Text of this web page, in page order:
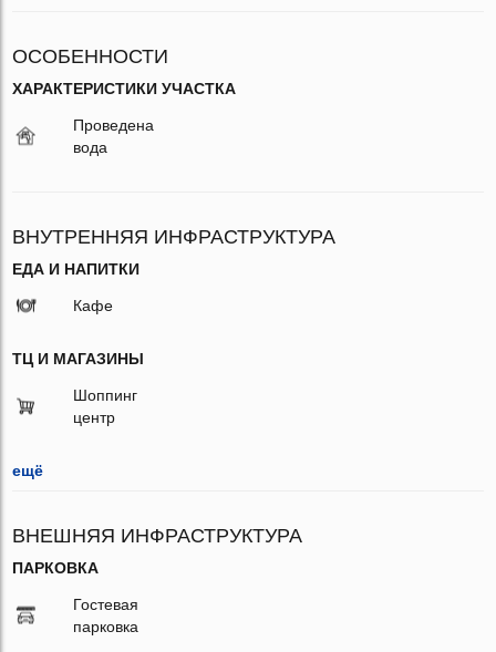
ОСОБЕННОСТИ
ХАРАКТЕРИСТИКИ УЧАСТКА
Проведена
вода
ВНУТРЕННЯЯ ИНФРАСТРУКТУРА
ЕДА И НАПИТКИ
Кафе
ТЦ И МАГАЗИНЫ
Шоппинг
центр
ещё
ВНЕШНЯЯ ИНФРАСТРУКТУРА
ПАРКОВКА
Гостевая
парковка